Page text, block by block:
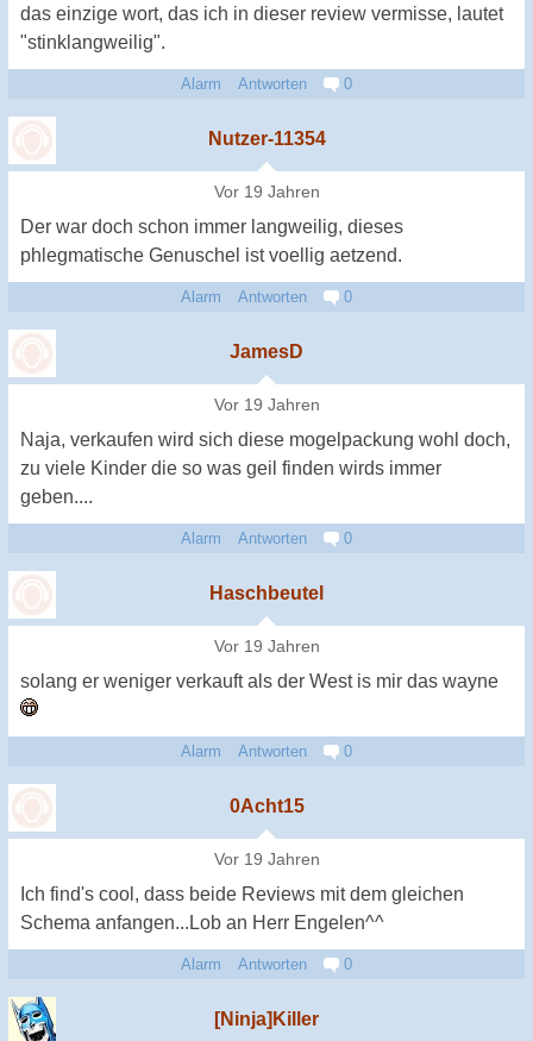
das einzige wort, das ich in dieser review vermisse, lautet
"stinklangweilig".
Alarm Antworten 0
Nutzer-11354
Vor 19 Jahren
Der war doch schon immer langweilig, dieses
phlegmatische Genuschel ist voellig aetzend.
Alarm Antworten 0
JamesD
Vor 19 Jahren
Naja, verkaufen wird sich diese mogelpackung wohl doch,
zu viele Kinder die so was geil finden wirds immer
geben....
Alarm Antworten 0
Haschbeutel
Vor 19 Jahren
solang er weniger verkauft als der West is mir das wayne
Alarm Antworten 0
0Acht15
Vor 19 Jahren
Ich find's cool, dass beide Reviews mit dem gleichen
Schema anfangen...Lob an Herr Engelen^^
Alarm Antworten 0
[Ninja]Killer